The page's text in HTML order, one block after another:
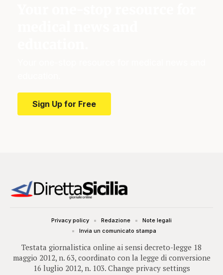
Sign Up for Free
Testata giornalistica online ai sensi decreto-legge 18
maggio 2012, n. 63, coordinato con la legge di conversione
16 luglio 2012, n. 103. Change privacy settings
Privacy policy Redazione
Note legali
Invia un comunicato stampa